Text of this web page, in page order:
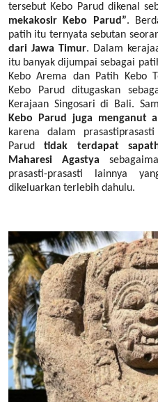
tersebut Kebo Parud dikenal
mekakosir Kebo Parud”.
patih itu ternyata sebutan
dari Jawa Timur. Dalam
itu banyak dijumpai sebagai
Kebo Arema dan Patih Kebo
Kebo Parud ditugaskan
Kerajaan Singosari di Bali.
Kebo Parud juga menganut
karena dalam
Parudtidak terdapat
Maharesi Agastya
prasasti-prasasti lainnya
dikeluarkan terlebih dahulu.